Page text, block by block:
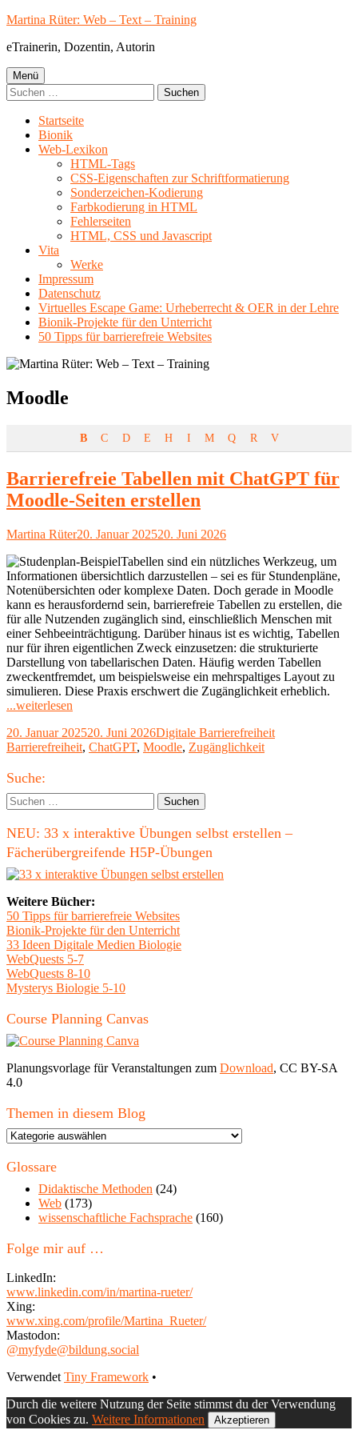
Springe
Inhalt
Martina Rüter: Web – Text – Training
eTrainerin, Dozentin, Autorin
Primäres
Menü
Menü
Suchen
nach:
Startseite
Bionik
Web-Lexikon
HTML-Tags
CSS-Eigenschaften zur Schriftformatierung
Sonderzeichen-Kodierung
Farbkodierung in HTML
Fehlerseiten
HTML, CSS und Javascript
Vita
Werke
Impressum
Datenschutz
Virtuelles Escape Game: Urheberrecht & OER in der Lehre
Bionik-Projekte für den Unterricht
50 Tipps für barrierefreie Websites
Schlagwort:
Moodle
B C D E H I M Q R V
Barrierefreie Tabellen mit ChatGPT für
Moodle-Seiten erstellen
Autor
Martina RüterVeröffentlicht
20. Januar 202520. Juni 2026
Tabellen sind ein nützliches Werkzeug, um
Informationen übersichtlich darzustellen – sei es für Stundenpläne,
Notenübersichten oder komplexe Daten. Doch gerade in Moodle
kann es herausfordernd sein, barrierefreie Tabellen zu erstellen, die
für alle Nutzenden zugänglich sind, einschließlich Menschen mit
einer Sehbeeinträchtigung. Darüber hinaus ist es wichtig, Tabellen
nur für ihren eigentlichen Zweck einzusetzen: die strukturierte
Darstellung von tabellarischen Daten. Häufig werden Tabellen
zweckentfremdet, um beispielsweise ein mehrspaltiges Layout zu
simulieren. Diese Praxis erschwert die Zugänglichkeit erheblich.
...weiterlesen
mit
ChatGPT
Seiten
Veröffentlicht
am
20. Januar 202520. Juni 2026Kategorien
Digitale BarrierefreiheitSchlagwörter
Barrierefreiheit, ChatGPT, Moodle, Zugänglichkeit
Haupt-
Seitenleiste
Suche:
Suchen
nach:
NEU: 33 x interaktive Übungen selbst erstellen –
Fächerübergreifende H5P-Übungen
Weitere Bücher:
50 Tipps für barrierefreie Websites
Bionik-Projekte für den Unterricht
33 Ideen Digitale Medien Biologie
WebQuests 5-7
WebQuests 8-10
Mysterys Biologie 5-10
Course Planning Canvas
Planungsvorlage für Veranstaltungen zum Download, CC BY-SA
4.0
Themen in diesem Blog
Themen
diesem
Glossare
Didaktische Methoden (24)
Web (173)
wissenschaftliche Fachsprache (160)
Folge mir auf …
LinkedIn:
www.linkedin.com/in/martina-rueter/
Xing:
www.xing.com/profile/Martina_Rueter/
Mastodon:
@myfyde@bildung.social
Footer
Inhalt
Verwendet Tiny Framework •
Durch die weitere Nutzung der Seite stimmst du der Verwendung
von Cookies zu. Weitere Informationen Akzeptieren